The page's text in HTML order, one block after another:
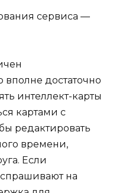
сервиса —
достаточно
интеллект-карты
картами с
редактировать
времени,
Если
на